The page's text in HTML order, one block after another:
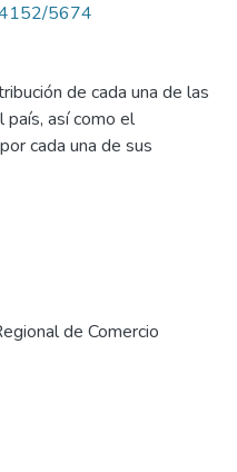
5674
de cada una de las
así como el
cada una de sus
de Comercio